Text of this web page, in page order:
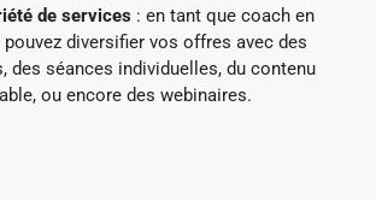
de services : en tant que coach en
pouvez diversifier vos offres avec des
des séances individuelles, du contenu
ou encore des webinaires.